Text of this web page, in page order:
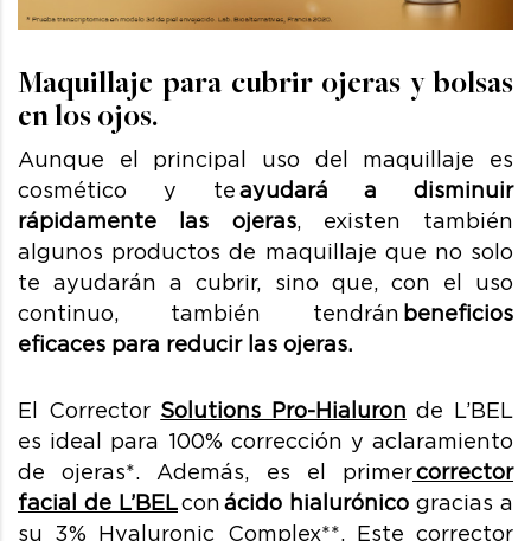
Maquillaje para cubrir ojeras y bolsas
en los ojos.
Aunque el principal uso del maquillaje es
cosmético y teayudará a disminuir
rápidamente las ojeras, existen también
algunos productos de maquillaje que no solo
te ayudarán a cubrir, sino que, con el uso
continuo, también tendrán beneficios
eficaces para reducir las ojeras.
El Corrector Solutions Pro-Hialuron de L’BEL
es ideal para 100% corrección y aclaramiento
de ojeras*. Además, es el primercorrector
facial de L’BELconácido hialurónico gracias a
su 3% Hyaluronic Complex**. Este corrector